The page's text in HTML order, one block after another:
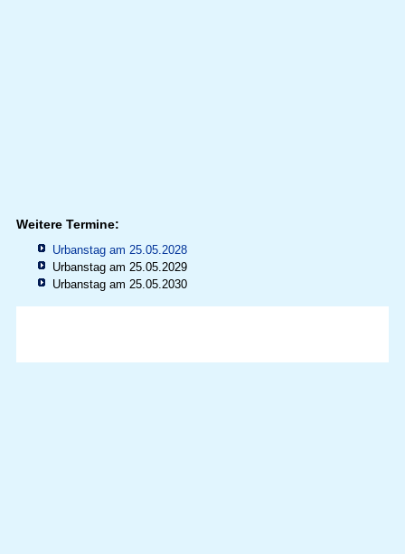
Weitere Termine:
Urbanstag am 25.05.2028
Urbanstag am 25.05.2029
Urbanstag am 25.05.2030